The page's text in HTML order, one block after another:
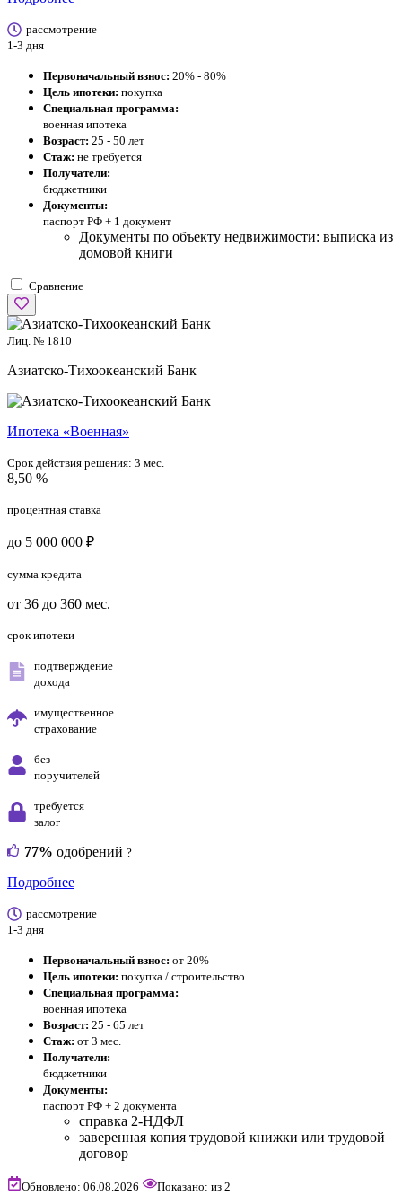
рассмотрение
1-3 дня
Первоначальный взнос: 20% - 80%
Цель ипотеки: покупка
Специальная программа:
военная ипотека
Возраст: 25 - 50 лет
Стаж: не требуется
Получатели:
бюджетники
Документы:
паспорт РФ + 1 документ
Документы по объекту недвижимости: выписка из
домовой книги
Сравнение
Лиц. № 1810
Азиатско-Тихоокеанский Банк
Ипотека «Военная»
Срок действия решения: 3 мес.
8,50 %
процентная ставка
до 5 000 000 ₽
сумма кредита
от 36 до 360 мес.
срок ипотеки
подтверждение
дохода
имущественное
страхование
без
поручителей
требуется
залог
77% одобрений ?
Подробнее
рассмотрение
1-3 дня
Первоначальный взнос: от 20%
Цель ипотеки: покупка / строительство
Специальная программа:
военная ипотека
Возраст: 25 - 65 лет
Стаж: от 3 мес.
Получатели:
бюджетники
Документы:
паспорт РФ + 2 документа
справка 2-НДФЛ
заверенная копия трудовой книжки или трудовой
договор
Обновлено: 06.08.2026 Показано: из 2